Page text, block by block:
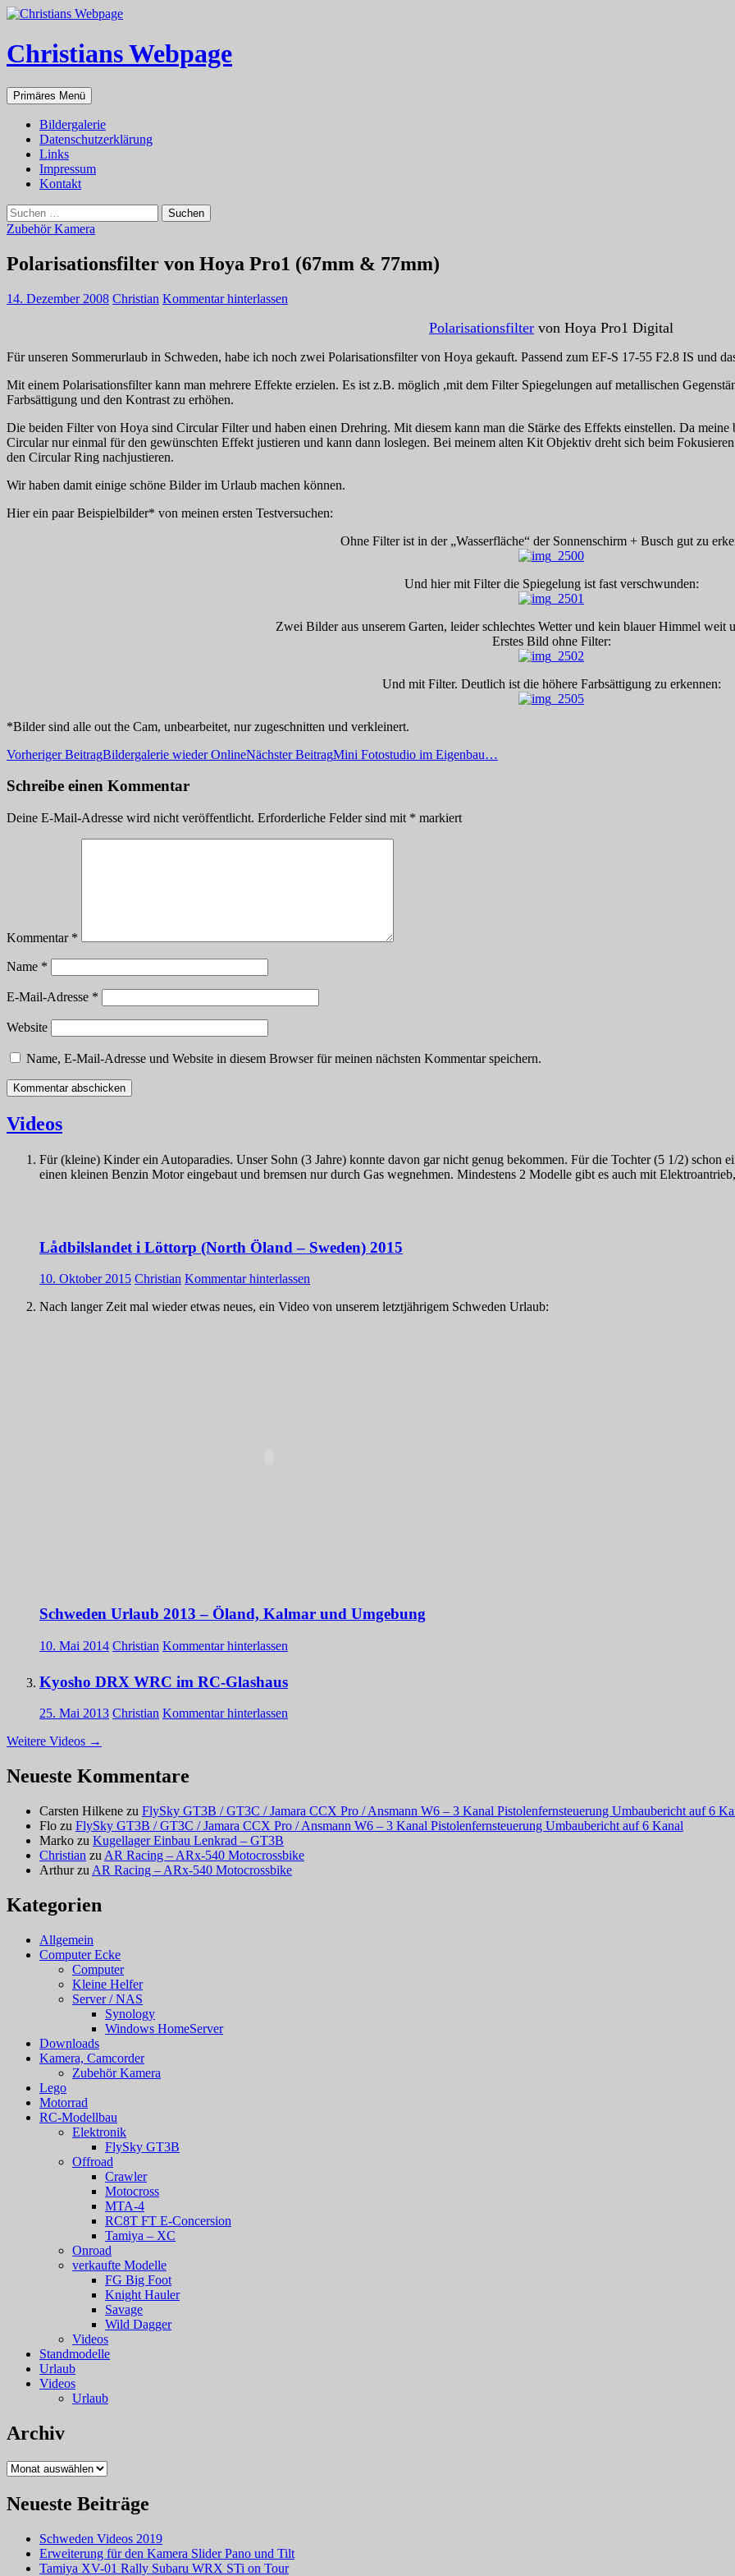
Zum
springen
Christians Webpage
Suchen
Primäres Menü
Bildergalerie
Datenschutzerklärung
Links
Impressum
Kontakt
Suchen
nach:
Zubehör Kamera
Polarisationsfilter von Hoya Pro1 (67mm & 77mm)
14. Dezember 2008 Christian Kommentar hinterlassen
Polarisationsfilter von Hoya Pro1 Digital
Für unseren Sommerurlaub in Schweden, habe ich noch zwei Polarisationsfilter von Hoya gekauft. Passend zum EF-S 17-55 F2.8 IS und
Mit einem Polarisationsfilter kann man mehrere Effekte erzielen. Es ist z.B. möglich ,mit dem Filter Spiegelungen auf metallischen
Farbsättigung und den Kontrast zu erhöhen.
Die beiden Filter von Hoya sind Circular Filter und haben einen Drehring. Mit diesem kann man die Stärke des Effekts einstellen. Da
Circular nur einmal für den gewünschten Effekt justieren und kann dann loslegen. Bei meinem alten Kit Objektiv dreht sich beim
den Circular Ring nachjustieren.
Wir haben damit einige schöne Bilder im Urlaub machen können.
Hier ein paar Beispielbilder* von meinen ersten Testversuchen:
Ohne Filter ist in der „Wasserfläche“ der Sonnenschirm + Busch gut zu
Und hier mit Filter die Spiegelung ist fast verschwunden:
Zwei Bilder aus unserem Garten, leider schlechtes Wetter und kein blauer Himmel weit
Erstes Bild ohne Filter:
Und mit Filter. Deutlich ist die höhere Farbsättigung zu erkennen:
*Bilder sind alle out the Cam, unbearbeitet, nur zugeschnitten und verkleinert.
Beitragsnavigation
Vorheriger BeitragBildergalerie wieder OnlineNächster BeitragMini Fotostudio im Eigenbau…
Schreibe einen Kommentar
Deine E-Mail-Adresse wird nicht veröffentlicht. Erforderliche Felder sind mit * markiert
Kommentar *
Name *
E-Mail-Adresse *
Website
Name, E-Mail-Adresse und Website in diesem Browser für meinen nächsten Kommentar speichern.
Videos
Für (kleine) Kinder ein Autoparadies. Unser Sohn (3 Jahre) konnte davon gar nicht genug bekommen. Für die Tochter (5 1/2)
einen kleinen Benzin Motor eingebaut und bremsen nur durch Gas wegnehmen. Mindestens 2 Modelle gibt es auch mit
Lådbilslandet i Löttorp (North Öland – Sweden) 2015
10. Oktober 2015 Christian Kommentar hinterlassen
Nach langer Zeit mal wieder etwas neues, ein Video von unserem letztjährigem Schweden Urlaub:
Schweden Urlaub 2013 – Öland, Kalmar und Umgebung
10. Mai 2014 Christian Kommentar hinterlassen
Kyosho DRX WRC im RC-Glashaus
25. Mai 2013 Christian Kommentar hinterlassen
Weitere Videos →
Neueste Kommentare
Carsten Hilkene zu FlySky GT3B / GT3C / Jamara CCX Pro / Ansmann W6 – 3 Kanal Pistolenfernsteuerung Umbaubericht auf 6
Flo zu FlySky GT3B / GT3C / Jamara CCX Pro / Ansmann W6 – 3 Kanal Pistolenfernsteuerung Umbaubericht auf 6 Kanal
Marko zu Kugellager Einbau Lenkrad – GT3B
Christian zu AR Racing – ARx-540 Motocrossbike
Arthurzu AR Racing – ARx-540 Motocrossbike
Kategorien
Allgemein
Computer Ecke
Computer
Kleine Helfer
Server / NAS
Synology
Windows HomeServer
Downloads
Kamera, Camcorder
Zubehör Kamera
Lego
Motorrad
RC-Modellbau
Elektronik
FlySky GT3B
Offroad
Crawler
Motocross
MTA-4
RC8T FT E-Concersion
Tamiya – XC
Onroad
verkaufte Modelle
FG Big Foot
Knight Hauler
Savage
Wild Dagger
Videos
Standmodelle
Urlaub
Videos
Urlaub
Archiv
Archiv
Neueste Beiträge
Schweden Videos 2019
Erweiterung für den Kamera Slider Pano und Tilt
Tamiya XV-01 Rally Subaru WRX STi on Tour